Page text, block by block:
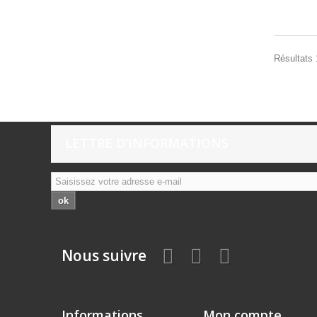
Résultats
ok
Nous suivre